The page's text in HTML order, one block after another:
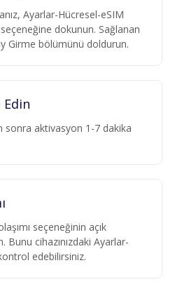
Ayarlar-Hücresel-eSIM
dokunun. Sağlanan
Girme bölümünü doldurun.
Edin
sonra aktivasyon 1-7 dakika
seçeneğinin açık
cihazınızdaki Ayarlar-
edebilirsiniz.